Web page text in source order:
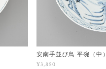
安南手並び鳥 平碗（中）
¥3,850